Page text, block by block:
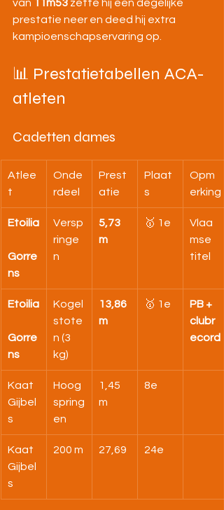
van 11m53 zette hij een degelijke
prestatie neer en deed hij extra
kampioenschapservaring op.
📊 Prestatietabellen ACA-
atleten
Cadetten dames
Atlee
t
Onde
rdeel
Prest
atie
Plaat
s
Opm
erking
Etoilia
Gorre
ns
Versp
ringe
n
5,73
m
🥇 1e
Vlaa
mse
titel
Etoilia
Gorre
ns
Kogel
stote
n (3
kg)
13,86
m
🥇 1e
PB +
clubr
ecord
Kaat
Gijbel
s
Hoog
spring
en
1,45
m
8e
Kaat
Gijbel
s
200 m 27,69 24e